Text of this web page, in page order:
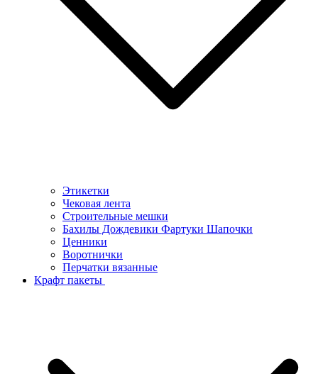
Этикетки
Чековая лента
Строительные мешки
Бахилы Дождевики Фартуки Шапочки
Ценники
Воротнички
Перчатки вязанные
Крафт пакеты